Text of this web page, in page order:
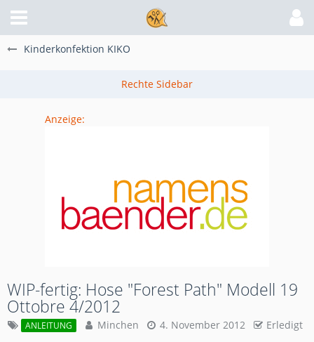
Kinderkonfektion KIKO
Anzeige:
WIP-fertig: Hose "Forest Path" Modell 19
Ottobre 4/2012
ANLEITUNG Minchen 4. November 2012 Erledigt